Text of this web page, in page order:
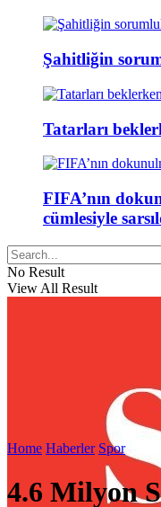
Şahitliğin
Tatarları
FIFA’nın
cümlesiyle
No Result
View All Result
Home Haberler Spor
4.6 Milyon